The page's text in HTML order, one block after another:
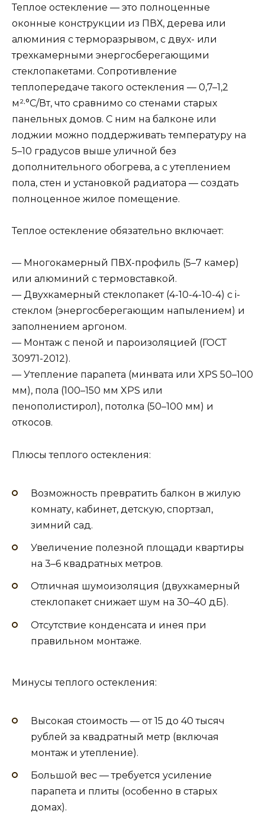
Теплое остекление — это полноценные
оконные конструкции из ПВХ, дерева или
алюминия с терморазрывом, с двух- или
трехкамерными энергосберегающими
стеклопакетами. Сопротивление
теплопередаче такого остекления — 0,7–1,2
м²·°С/Вт, что сравнимо со стенами старых
панельных домов. С ним на балконе или
лоджии можно поддерживать температуру на
5–10 градусов выше уличной без
дополнительного обогрева, а с утеплением
пола, стен и установкой радиатора — создать
полноценное жилое помещение.
Теплое остекление обязательно включает:
— Многокамерный ПВХ-профиль (5–7 камер)
или алюминий с термовставкой.
— Двухкамерный стеклопакет (4-10-4-10-4) с i-
стеклом (энергосберегающим напылением) и
заполнением аргоном.
— Монтаж с пеной и пароизоляцией (ГОСТ
30971-2012).
— Утепление парапета (минвата или XPS 50–100
мм), пола (100–150 мм XPS или
пенополистирол), потолка (50–100 мм) и
откосов.
Плюсы теплого остекления:
Возможность превратить балкон в жилую
комнату, кабинет, детскую, спортзал,
зимний сад.
Увеличение полезной площади квартиры
на 3–6 квадратных метров.
Отличная шумоизоляция (двухкамерный
стеклопакет снижает шум на 30–40 дБ).
Отсутствие конденсата и инея при
правильном монтаже.
Минусы теплого остекления:
Высокая стоимость — от 15 до 40 тысяч
рублей за квадратный метр (включая
монтаж и утепление).
Большой вес — требуется усиление
парапета и плиты (особенно в старых
домах).